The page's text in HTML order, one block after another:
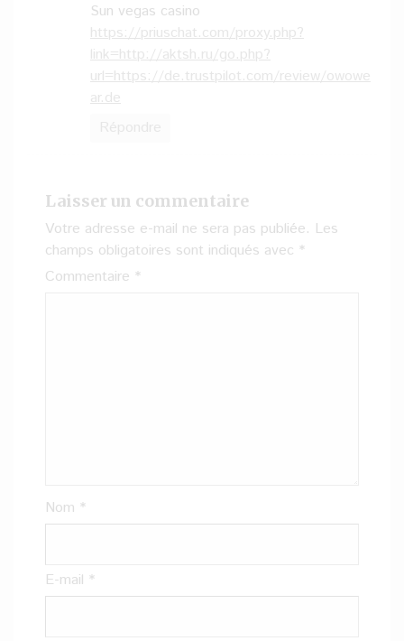
Sun vegas casino
https://priuschat.com/proxy.php?
link=http://aktsh.ru/go.php?
url=https://de.trustpilot.com/review/owowe
ar.de
Laisser un commentaire
Votre adresse e-mail ne sera pas publiée. Les
champs obligatoires sont indiqués avec *
Commentaire *
Nom *
E-mail *